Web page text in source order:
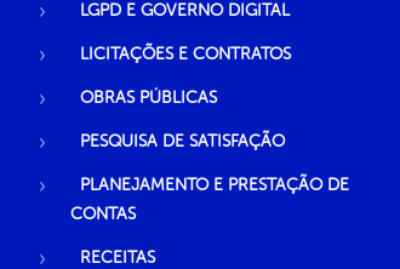
LGPD E GOVERNO DIGITAL
LICITAÇÕES E CONTRATOS
OBRAS PÚBLICAS
PESQUISA DE SATISFAÇÃO
PLANEJAMENTO E PRESTAÇÃO DE
CONTAS
RECEITAS